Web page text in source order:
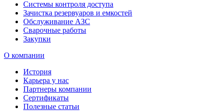
Системы контроля доступа
Зачистка резервуаров и емкостей
Обслуживание АЗС
Сварочные работы
Закупки
О компании
История
Карьера у нас
Партнеры компании
Сертификаты
Полезные статьи